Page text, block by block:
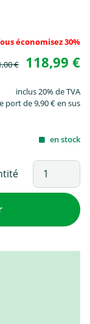
économisez 30%
€ 118,99 €
inclus 20% de TVA
port de 9,90 € en sus
en stock